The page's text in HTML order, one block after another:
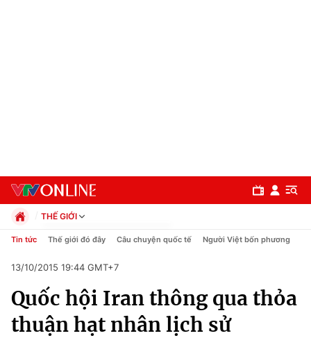
Chuyên mục
Chính trị
THẾ GIỚI
Chính trị
Pháp luật
Kinh tế
Thể thao
Truyền hình
Tin tức Thế giới đó đây Câu chuyện quốc tế Người Việt bốn phương
13/10/2015 19:44 GMT+7
Quốc hội Iran thông qua thỏa
thuận hạt nhân lịch sử